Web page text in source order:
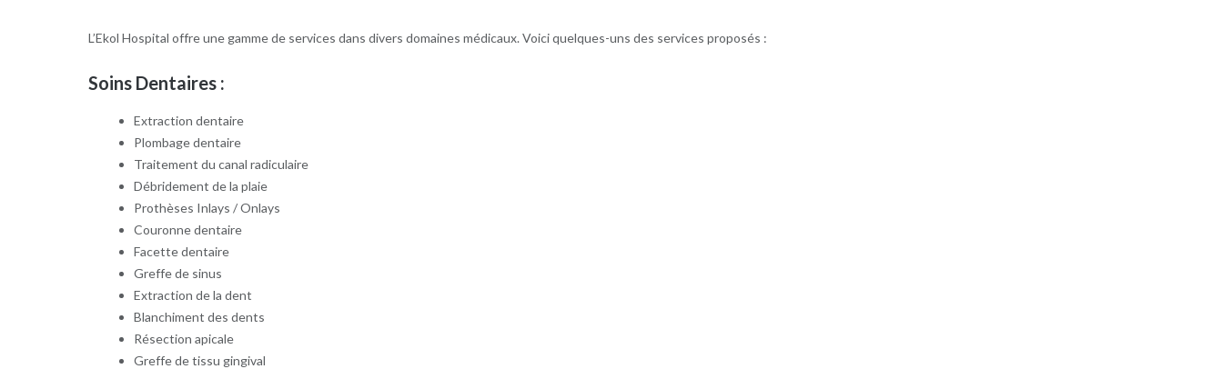
L’Ekol Hospital offre une gamme de services dans divers domaines médicaux. Voici quelques-uns des services proposés :
Soins Dentaires :
Extraction dentaire
Plombage dentaire
Traitement du canal radiculaire
Débridement de la plaie
Prothèses Inlays / Onlays
Couronne dentaire
Facette dentaire
Greffe de sinus
Extraction de la dent
Blanchiment des dents
Résection apicale
Greffe de tissu gingival